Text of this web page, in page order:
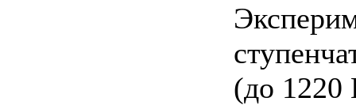
(до 1220